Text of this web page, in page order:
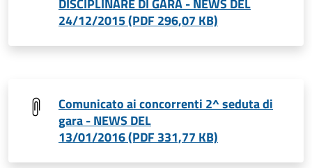
DISCIPLINARE DI GARA - NEWS DEL
24/12/2015 (PDF 296,07 KB)
Comunicato ai concorrenti 2^ seduta di
gara - NEWS DEL
13/01/2016 (PDF 331,77 KB)